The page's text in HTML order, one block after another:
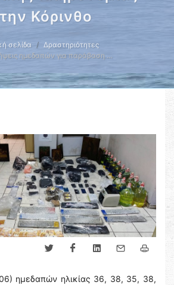
Κόρινθο
σελίδα
Δραστηριότητες
ημεδαπών για παράβαση …
ημεδαπών ηλικίας 36, 38, 35, 38,